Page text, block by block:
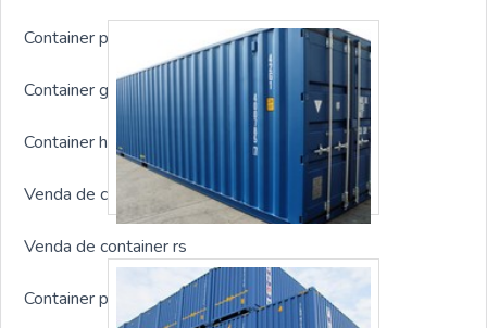
Container para depósito
Container guarita
Container habitável preço
Venda de container em santos
Venda de container rs
Container para canteiro de obras